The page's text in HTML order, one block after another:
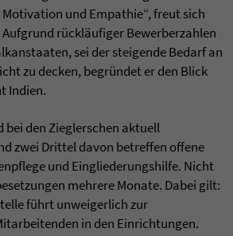
und Empathie“, freut sich
rückläufiger Bewerberzahlen
sei der steigende Bedarf an
zu decken, begründet er den Blick
Indien.
bei den Zieglerschen aktuell
zwei Drittel davon betreffen offene
und Eingliederungshilfe. Nicht
mehrere Monate. Dabei gilt:
führt unweigerlich zur
in den Einrichtungen.